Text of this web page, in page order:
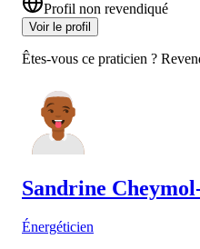
Profil non revendiqué
Voir le profil
Êtes-vous ce praticien ?
Sandrine
Énergéticien